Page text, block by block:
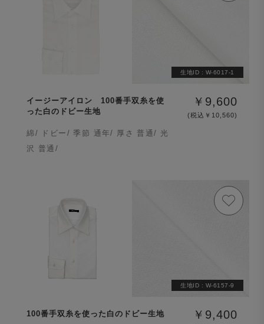
生地ID : W-6017-1
イージーアイロン 100番手双糸を使
った白のドビー生地
綿/ ドビー/ 季節 通年/ 厚さ 普通/ 光
沢 普通/
￥9,600
(税込￥10,560)
生地ID : W-6157-9
100番手双糸を使った白のドビー生地 ￥9,400